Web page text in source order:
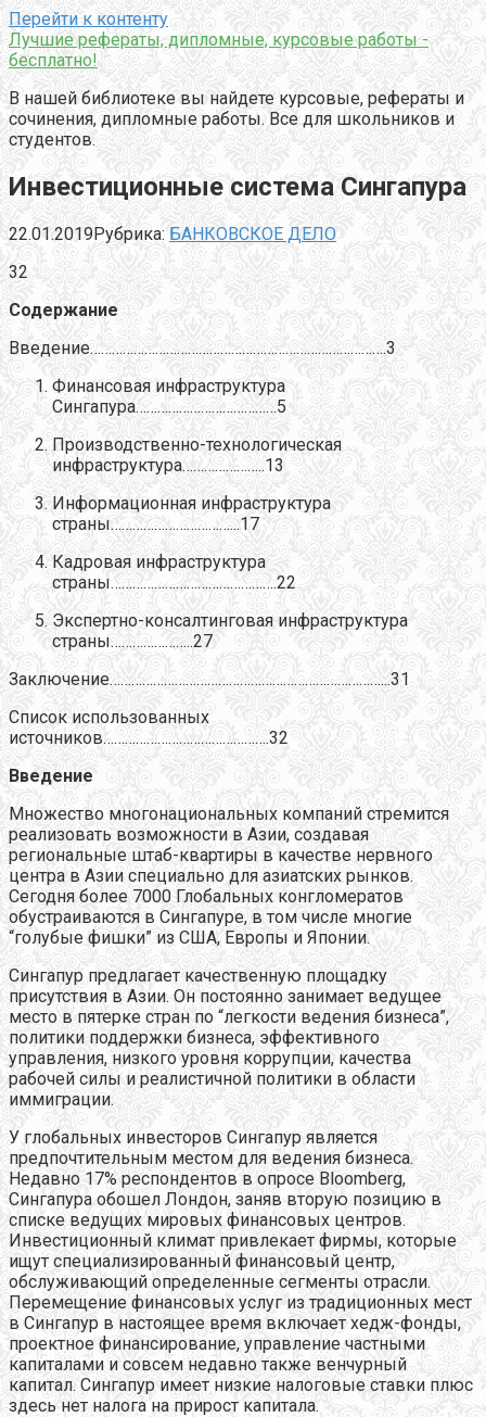
Перейти к контенту
Лучшие рефераты, дипломные, курсовые работы -
бесплатно!
В нашей библиотеке вы найдете курсовые, рефераты и
сочинения, дипломные работы. Все для школьников и
студентов.
Инвестиционные система Сингапура
22.01.2019Рубрика: БАНКОВСКОЕ ДЕЛО
32
Содержание
Введение……………………………………………………………………….3
Финансовая инфраструктура
Сингапура…………………………………5
Производственно-технологическая
инфраструктура…………………..13
Информационная инфраструктура
страны……………………………...17
Кадровая инфраструктура
страны……………………………………….22
Экспертно-консалтинговая инфраструктура
страны…………………..27
Заключение…………………………………………………………………...31
Список использованных
источников……………………………………….32
Введение
Множество многонациональных компаний стремится
реализовать возможности в Азии, создавая
региональные штаб-квартиры в качестве нервного
центра в Азии специально для азиатских рынков.
Сегодня более 7000 Глобальных конгломератов
обустраиваются в Сингапуре, в том числе многие
“голубые фишки” из США, Европы и Японии.
Сингапур предлагает качественную площадку
присутствия в Азии. Он постоянно занимает ведущее
место в пятерке стран по “легкости ведения бизнеса”,
политики поддержки бизнеса, эффективного
управления, низкого уровня коррупции, качества
рабочей силы и реалистичной политики в области
иммиграции.
У глобальных инвесторов Сингапур является
предпочтительным местом для ведения бизнеса.
Недавно 17% респондентов в опросе Bloomberg,
Сингапура обошел Лондон, заняв вторую позицию в
списке ведущих мировых финансовых центров.
Инвестиционный климат привлекает фирмы, которые
ищут специализированный финансовый центр,
обслуживающий определенные сегменты отрасли.
Перемещение финансовых услуг из традиционных мест
в Сингапур в настоящее время включает хедж-фонды,
проектное финансирование, управление частными
капиталами и совсем недавно также венчурный
капитал. Сингапур имеет низкие налоговые ставки плюс
здесь нет налога на прирост капитала.